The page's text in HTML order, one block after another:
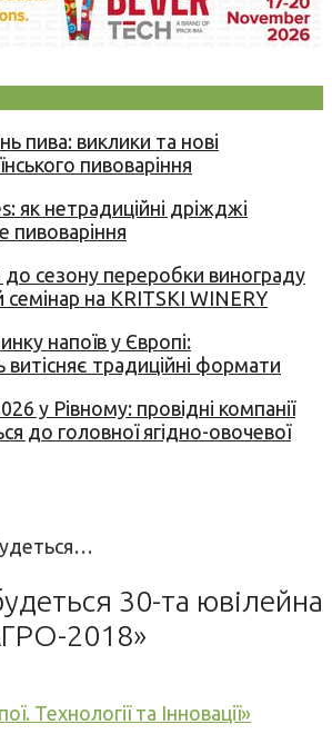
пива: виклики та нові
пивоваріння
як нетрадиційні дріжджі
пивоваріння
до сезону переробки винограду
семінар на KRITSKI WINERY
напоїв у Європі:
витісняє традиційні формати
у Рівному: провідні компанії
до головної ягідно-овочевої
30-та ювілейна
2018»
Технології та Інновації»